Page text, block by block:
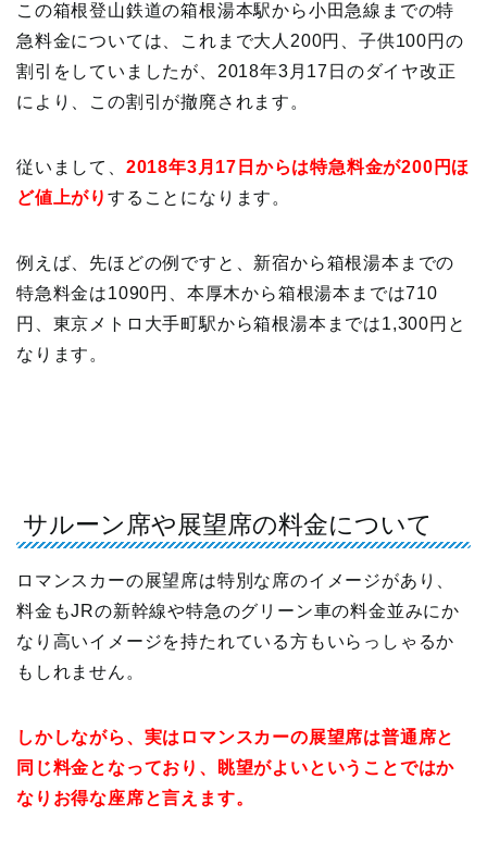
この箱根登山鉄道の箱根湯本駅から小田急線までの特
急料金については、これまで大人200円、子供100円の
割引をしていましたが、2018年3月17日のダイヤ改正
により、この割引が撤廃されます。
従いまして、 2018年3月17日からは特急料金が200円ほ
ど値上がり することになります。
例えば、先ほどの例ですと、新宿から箱根湯本までの
特急料金は1090円、本厚木から箱根湯本までは710
円、東京メトロ大手町駅から箱根湯本までは1,300円と
なります。
サルーン席や展望席の料金について
ロマンスカーの展望席は特別な席のイメージがあり、
料金もJRの新幹線や特急のグリーン車の料金並みにか
なり高いイメージを持たれている方もいらっしゃるか
もしれません。
しかしながら、実はロマンスカーの展望席は普通席と
同じ料金となっており、眺望がよいということではか
なりお得な座席と言えます。